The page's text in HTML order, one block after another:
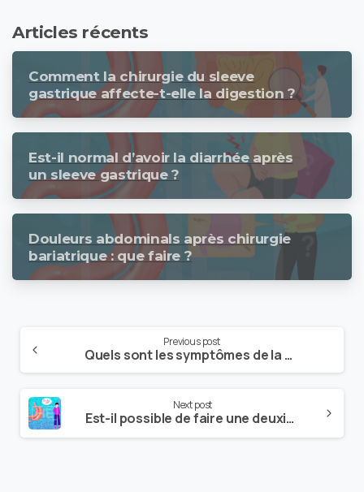
Articles récents
Comment la chirurgie du sleeve
gastrique affecte-t-elle la digestion ?
Est-il normal d’avoir la diarrhée après
un sleeve gastrique ?
Douleurs abdominals après chirurgie
bariatrique : que faire ?
Previous post
Quels sont les symptômes de la fistule après une chirurgie du sleeve gastrique ?
Next post
Est-il possible de faire une deuxième sleeve gastrique ?